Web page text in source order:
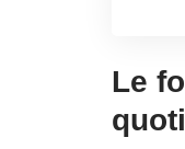
Le